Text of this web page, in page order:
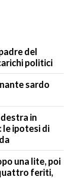
del
politici
sardo
in
le ipotesi di
una lite, poi
feriti,